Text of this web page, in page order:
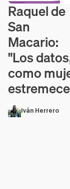
Contenido en
Raquel de
San
Macario:
"Los
como
Iván Herrero